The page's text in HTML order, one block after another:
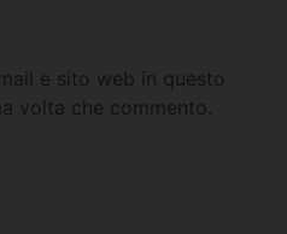
e sito web in questo
volta che commento.